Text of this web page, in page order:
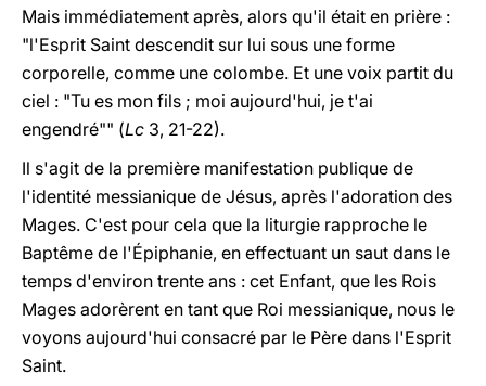
Mais immédiatement après, alors qu'il était en prière :
"l'Esprit Saint descendit sur lui sous une forme
corporelle, comme une colombe. Et une voix partit du
ciel : "Tu es mon fils ; moi aujourd'hui, je t'ai
engendré"" (Lc 3, 21-22).
Il s'agit de la première manifestation publique de
l'identité messianique de Jésus, après l'adoration des
Mages. C'est pour cela que la liturgie rapproche le
Baptême de l'Épiphanie, en effectuant un saut dans le
temps d'environ trente ans : cet Enfant, que les Rois
Mages adorèrent en tant que Roi messianique, nous le
voyons aujourd'hui consacré par le Père dans l'Esprit
Saint.